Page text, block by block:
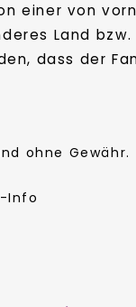
einer von
Land
dass der
ohne Gewähr.
Info